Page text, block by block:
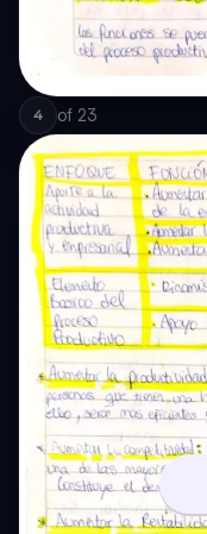
4 of 23